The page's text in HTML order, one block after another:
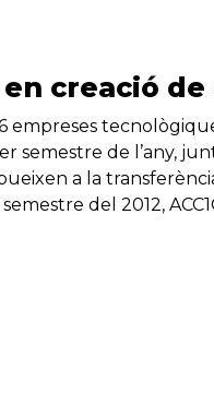
creació
empreses
semestre de l’any,
a la
del 2012,